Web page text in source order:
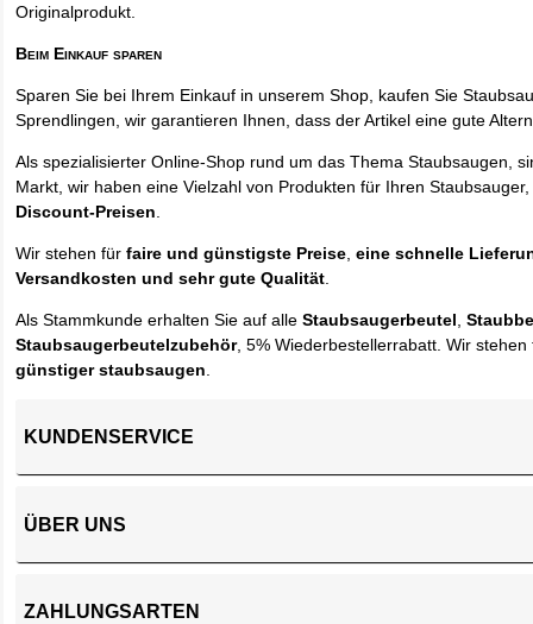
Originalprodukt.
Beim Einkauf sparen
Sparen Sie bei Ihrem Einkauf in unserem Shop, kaufen Sie
Sprendlingen, wir garantieren Ihnen, dass der Artikel eine gute
Als spezialisierter Online-Shop rund um das Thema Staubsaugen,
Markt, wir haben eine Vielzahl von Produkten für Ihren
Discount-Preisen
Wir stehen fürfaire und günstigste Preise ,eine schnelle
Versandkosten und sehr gute Qualität
Als Stammkunde erhalten Sie auf alleStaubsaugerbeutel ,
Staubsaugerbeutelzubehör, 5% Wiederbestellerrabatt. Wir
günstiger staubsaugen
KUNDENSERVICE
ÜBER UNS
ZAHLUNGSARTEN